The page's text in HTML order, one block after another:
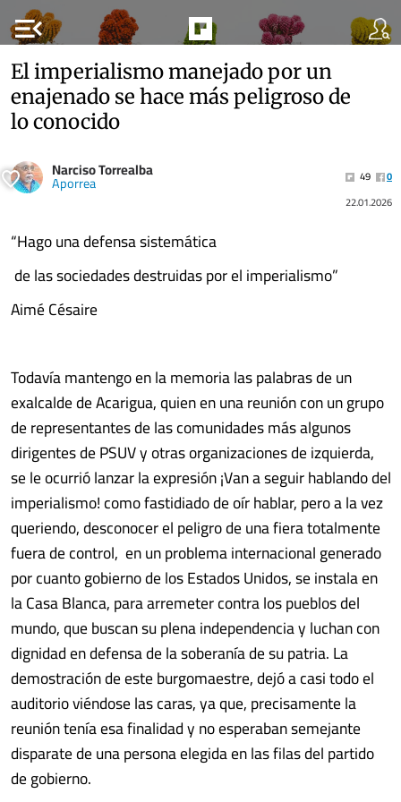
menu_open
El imperialismo manejado por un
enajenado se hace más peligroso de
lo conocido
Narciso Torrealba
Aporrea 49
0
22.01.2026
“Hago una defensa sistemática
de las sociedades destruidas por el imperialismo”
Aimé Césaire
Todavía mantengo en la memoria las palabras de un
exalcalde de Acarigua, quien en una reunión con un grupo
de representantes de las comunidades más algunos
dirigentes de PSUV y otras organizaciones de izquierda,
se le ocurrió lanzar la expresión ¡Van a seguir hablando del
imperialismo! como fastidiado de oír hablar, pero a la vez
queriendo, desconocer el peligro de una fiera totalmente
fuera de control, en un problema internacional generado
por cuanto gobierno de los Estados Unidos, se instala en
la Casa Blanca, para arremeter contra los pueblos del
mundo, que buscan su plena independencia y luchan con
dignidad en defensa de la soberanía de su patria. La
demostración de este burgomaestre, dejó a casi todo el
auditorio viéndose las caras, ya que, precisamente la
reunión tenía esa finalidad y no esperaban semejante
disparate de una persona elegida en las filas del partido
de gobierno.